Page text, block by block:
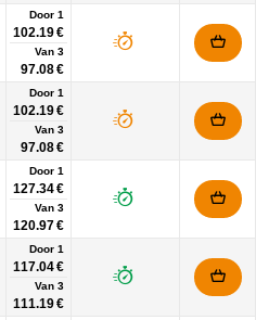
Door 1
102.19 €
Van 3
97.08 €
Door 1
102.19 €
Van 3
97.08 €
Door 1
127.34 €
Van 3
120.97 €
Door 1
117.04 €
Van 3
111.19 €